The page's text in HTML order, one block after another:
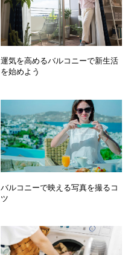
運気を高めるバルコニーで新生活
を始めよう
バルコニーで映える写真を撮るコ
ツ